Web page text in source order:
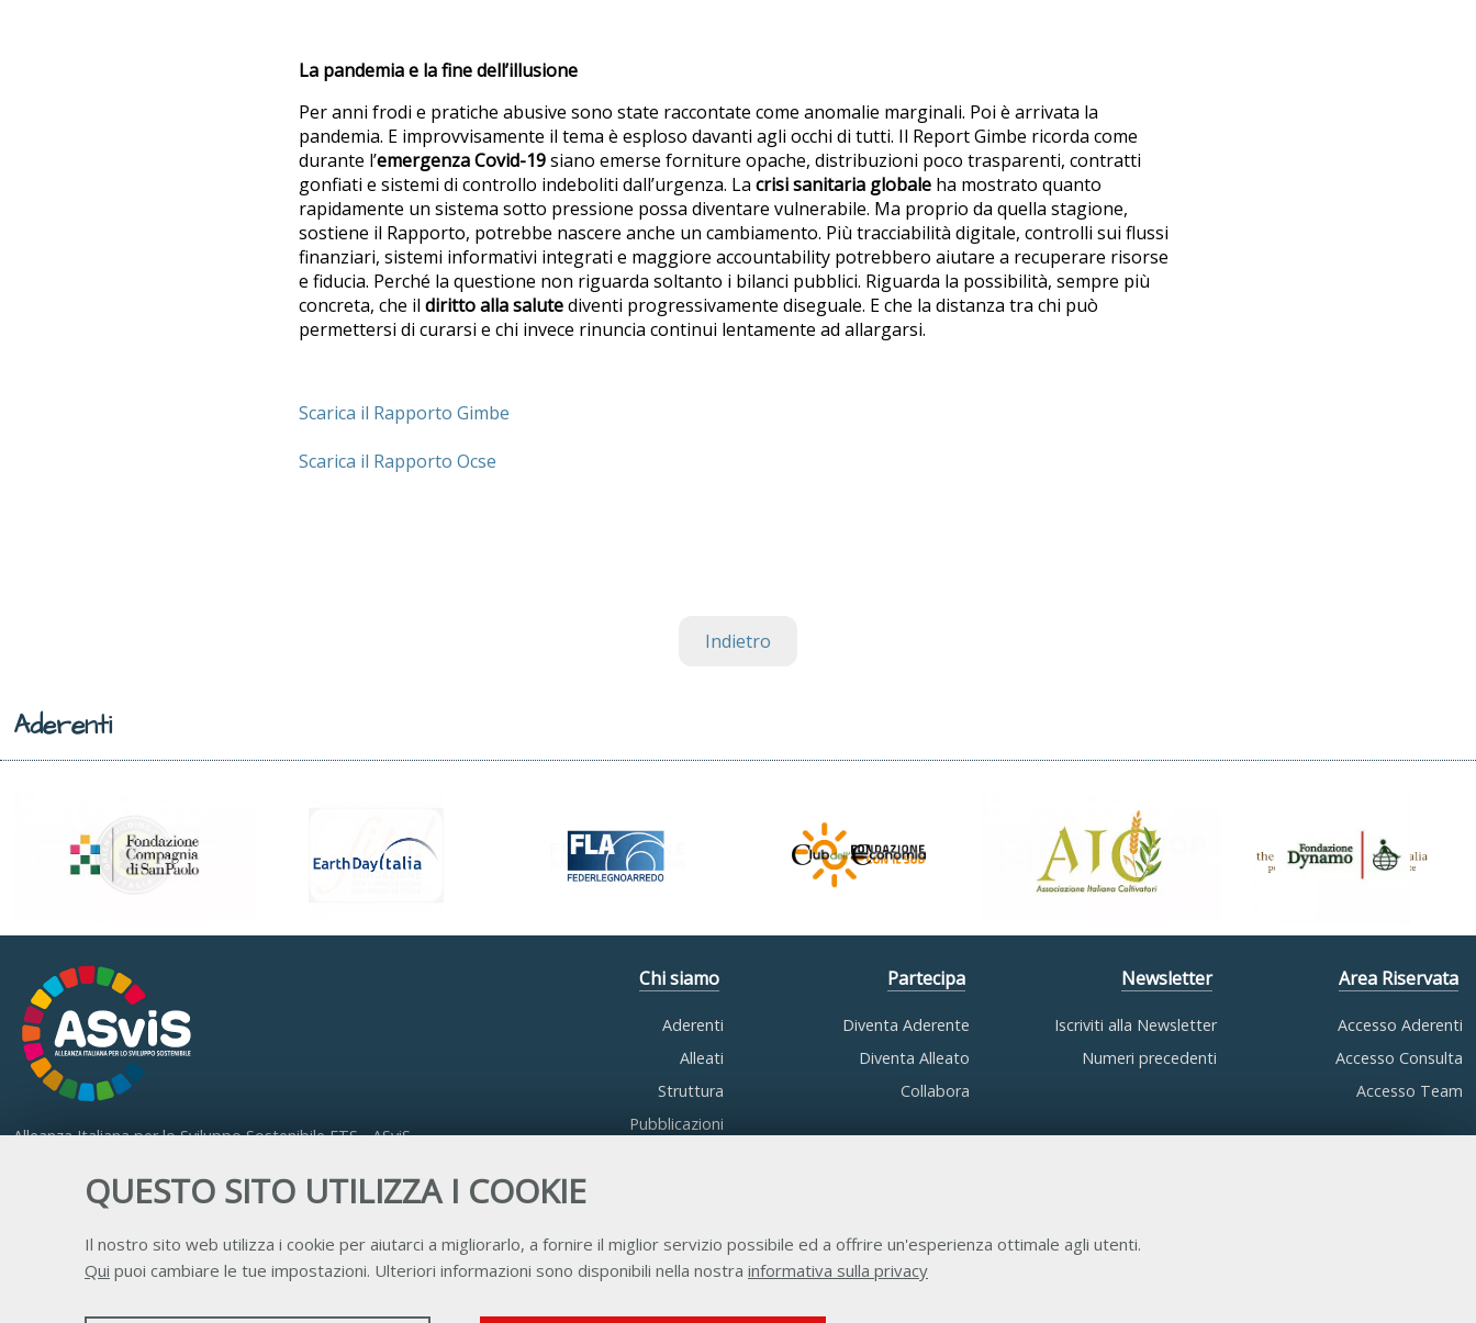
QUESTO SITO UTILIZZA I COOKIE
Il nostro sito web utilizza i cookie per aiutarci a migliorarlo, a fornire il miglior servizio possibile ed a offrire un'esperienza ottimale agli utenti.
Qui puoi cambiare le tue impostazioni. Ulteriori informazioni sono disponibili nella nostra informativa sulla privacy
La pandemia e la fine dell’illusione
Per anni frodi e pratiche abusive sono state raccontate come anomalie marginali. Poi è arrivata la
pandemia. E improvvisamente il tema è esploso davanti agli occhi di tutti. Il Report Gimbe ricorda come
durante l’emergenza Covid-19siano emerse forniture opache, distribuzioni poco trasparenti, contratti
gonfiati e sistemi di controllo indeboliti dall’urgenza. La crisi sanitaria globale ha mostrato quanto
rapidamente un sistema sotto pressione possa diventare vulnerabile. Ma proprio da quella stagione,
sostiene il Rapporto, potrebbe nascere anche un cambiamento. Più tracciabilità digitale, controlli sui flussi
finanziari, sistemi informativi integrati e maggiore accountability potrebbero aiutare a recuperare risorse
e fiducia. Perché la questione non riguarda soltanto i bilanci pubblici. Riguarda la possibilità, sempre più
concreta, che il diritto alla salutediventi progressivamente diseguale. E che la distanza tra chi può
permettersi di curarsi e chi invece rinuncia continui lentamente ad allargarsi.
Scarica il Rapporto Gimbe
Scarica il Rapporto Ocse
Indietro
Aderenti
Alleanza Italiana per lo Sviluppo Sostenibile ETS - ASviS
C.F. 97893090585 P.IVA 14610671001
Chi siamo
Aderenti
Alleati
Struttura
Pubblicazioni
Partecipa
Diventa Aderente
Diventa Alleato
Collabora
Newsletter
Iscriviti alla Newsletter
Numeri precedenti
Area Riservata
Accesso Aderenti
Accesso Consulta
Accesso Team